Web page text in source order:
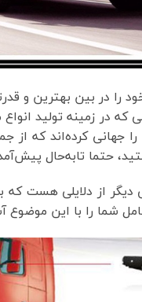
را در بین بهترین و
که در زمینه تولید
جهانی کرده‌اند که از
حتما تابه‌حال
از دلایلی هست که
شما را با این موضوع